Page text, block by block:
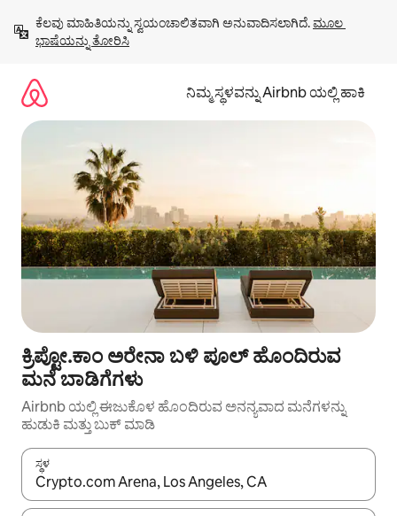
ಹೋಗಿ
ಕೆಲವು ಮಾಹಿತಿಯನ್ನು ಸ್ವಯಂಚಾಲಿತವಾಗಿ ಅನುವಾದಿಸಲಾಗಿದೆ. ಮೂಲ
ಭಾಷೆಯನ್ನು ತೋರಿಸಿ
ನಿಮ್ಮ ಸ್ಥಳವನ್ನು Airbnb ಯಲ್ಲಿ ಹಾಕಿ
ಕ್ರಿಪ್ಟೋ.ಕಾಂ ಅರೇನಾ ಬಳಿ ಪೂಲ್ ಹೊಂದಿರುವ
ಮನೆ ಬಾಡಿಗೆಗಳು
Airbnb ಯಲ್ಲಿ ಈಜುಕೊಳ ಹೊಂದಿರುವ ಅನನ್ಯವಾದ ಮನೆಗಳನ್ನು
ಹುಡುಕಿ ಮತ್ತು ಬುಕ್ ಮಾಡಿ
ಸ್ಥಳ
ಫಲಿತಾಂಶಗಳು ಲಭ್ಯವಿರುವಾಗ, ಅಪ್ ಮತ್ತು ಡೌನ್ ಬಾಣದ ಕೀಲಿಗಳೊಂದಿಗೆ